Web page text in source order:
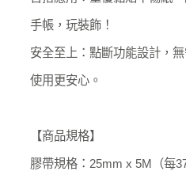
手帳，玩裝飾！
安全至上：點斷功能設計，
使用更安心。
【商品規格】
膠帶規格：25mm x 5M（每